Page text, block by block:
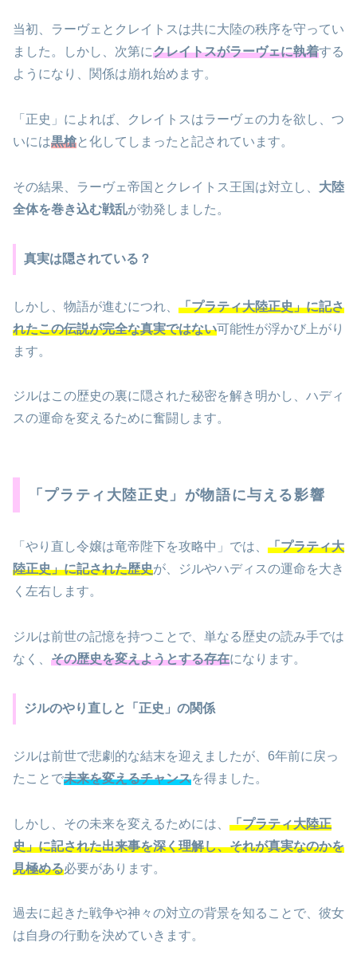
当初、ラーヴェとクレイトスは共に大陸の秩序を守ってい
ました。しかし、次第にクレイトスがラーヴェに執着する
ようになり、関係は崩れ始めます。
「正史」によれば、クレイトスはラーヴェの力を欲し、つ
いには黒槍と化してしまったと記されています。
その結果、ラーヴェ帝国とクレイトス王国は対立し、 大陸
全体を巻き込む戦乱が勃発しました。
真実は隠されている？
しかし、物語が進むにつれ、 「プラティ大陸正史」に記さ
れたこの伝説が完全な真実ではない可能性が浮かび上がり
ます。
ジルはこの歴史の裏に隠された秘密を解き明かし、ハディ
スの運命を変えるために奮闘します。
「プラティ大陸正史」が物語に与える影響
「やり直し令嬢は竜帝陛下を攻略中」では、 「プラティ大
陸正史」に記された歴史が、ジルやハディスの運命を大き
く左右します。
ジルは前世の記憶を持つことで、単なる歴史の読み手では
なく、 その歴史を変えようとする存在になります。
ジルのやり直しと「正史」の関係
ジルは前世で悲劇的な結末を迎えましたが、6年前に戻っ
たことで未来を変えるチャンスを得ました。
しかし、その未来を変えるためには、 「プラティ大陸正
史」に記された出来事を深く理解し、それが真実なのかを
見極める必要があります。
過去に起きた戦争や神々の対立の背景を知ることで、彼女
は自身の行動を決めていきます。